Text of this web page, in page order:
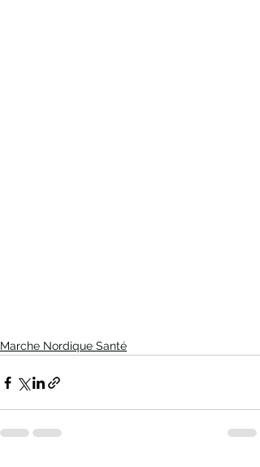
Marche Nordique Santé